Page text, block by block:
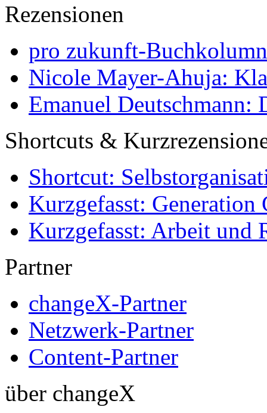
Rezensionen
pro zukunft-
Nicole Mayer-Ahuja:
Emanuel Deutschmann:
Shortcuts &
Shortcut:
Kurzgefasst: Generation
Kurzgefasst: Arbeit und
Partner
changeX-Partner
Netzwerk-Partner
Content-Partner
über changeX